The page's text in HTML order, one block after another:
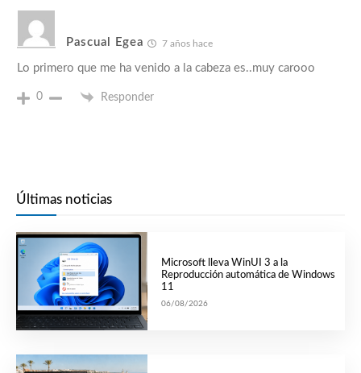
Pascual Egea 7 años hace
Lo primero que me ha venido a la cabeza es..muy carooo
0 Responder
Últimas noticias
Microsoft lleva WinUI 3 a la
Reproducción automática de Windows
11
06/08/2026